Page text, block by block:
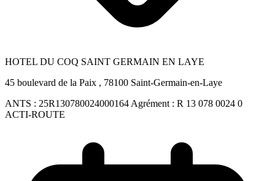
HOTEL DU COQ SAINT GERMAIN EN LAYE
45 boulevard de la Paix , 78100 Saint-Germain-en-Laye
ANTS : 25R130780024000164 Agrément : R 13 078 0024 0
ACTI-ROUTE